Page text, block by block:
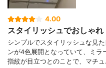
4.00
スタイリッシュでおしゃれ
シンプルでスタイリッシュな見
ンが4色展開となっていて、ミラ
指紋が目立つとのことで、マチ